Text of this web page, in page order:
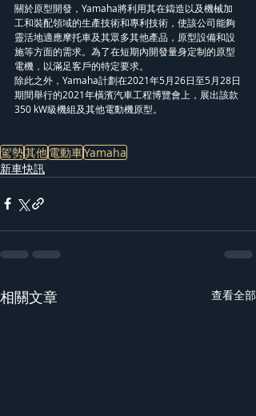
關於原型開發，Yamaha將利用其在鑄造以及機械加
工和裝配領域的生產技術和專利技術，使該公司能夠
靈活地適應摩托車及其眾多其他產品，原型設備和設
施等方面的需求。為了在短期內開發量身定制的原型
電機，以滿足客戶的特定要求。
除此之外，Yamaha計劃在2021年5月26日至5月28日
期間舉行的2021年橫濱汽車工程博覽會上，展出該款
350 kW級機組及其他電動機原型。
駕勢其他電動車Yamaha
新車快訊
相關文章 查看全部